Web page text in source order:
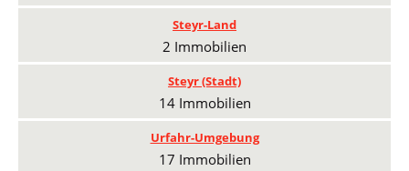
Steyr-Land
2 Immobilien
Steyr (Stadt)
14 Immobilien
Urfahr-Umgebung
17 Immobilien